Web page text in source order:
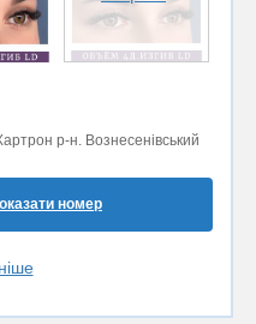
р-н. Вознесенівський
номер